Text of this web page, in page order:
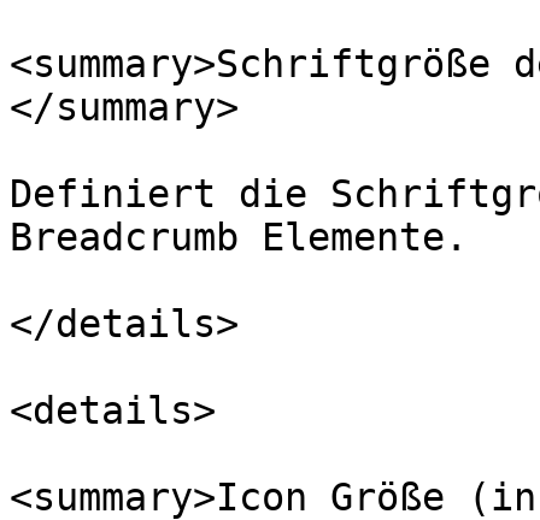
</summary>
Definiert die
Breadcrumb Elemente.
</details>
<details>
<summary>Icon Größe